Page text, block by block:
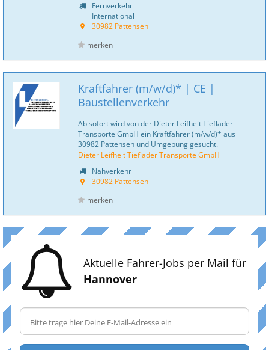
Fernverkehr
International
30982 Pattensen
merken
Kraftfahrer (m/w/d)* | CE |
Baustellenverkehr
Ab sofort wird von der Dieter Leifheit Tieflader
Transporte GmbH ein Kraftfahrer (m/w/d)* aus
30982 Pattensen und Umgebung gesucht.
Dieter Leifheit Tieflader Transporte GmbH
Nahverkehr
30982 Pattensen
merken
Aktuelle Fahrer-Jobs per Mail für
Hannover